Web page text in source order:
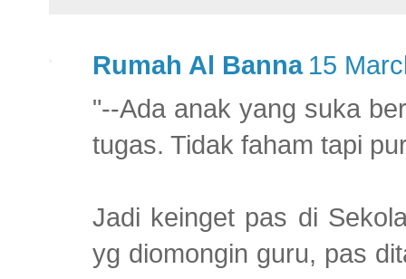
Rumah Al Banna 15
"--Ada anak yang suka
tugas. Tidak faham tapi
Jadi keinget pas di
yg diomongin guru, pas